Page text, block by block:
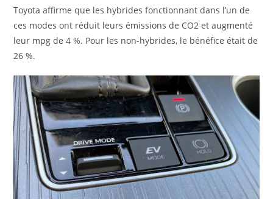
Toyota affirme que les hybrides fonctionnant dans l’un de
ces modes ont réduit leurs émissions de CO2 et augmenté
leur mpg de 4 %. Pour les non-hybrides, le bénéfice était de
26 %.